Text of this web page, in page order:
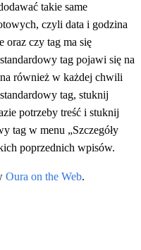
takie same
czyli data i godzina
oraz czy tag ma się
tag pojawi się na
również w każdej chwili
tag, stuknij
potrzeby treść i stuknij
tag w menu „Szczegóły
poprzednich wpisów.
Oura on the Web.